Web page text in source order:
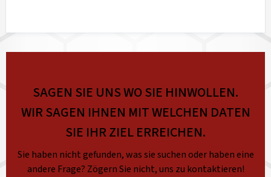
SAGEN SIE UNS WO SIE HINWOLLEN.
WIR SAGEN IHNEN MIT WELCHEN DATEN
SIE IHR ZIEL ERREICHEN.
Sie haben nicht gefunden, was sie suchen oder haben eine
andere Frage? Zögern Sie nicht, uns zu kontaktieren!